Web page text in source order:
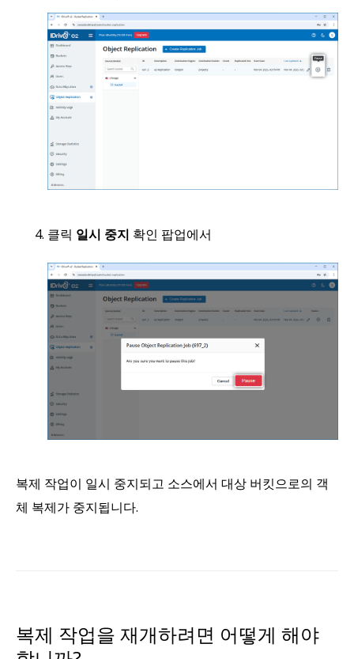
클릭 일시 중지 확인 팝업에서
복제 작업이 일시 중지되고 소스에서 대상 버킷으로의 객
체 복제가 중지됩니다.
복제 작업을 재개하려면 어떻게 해야